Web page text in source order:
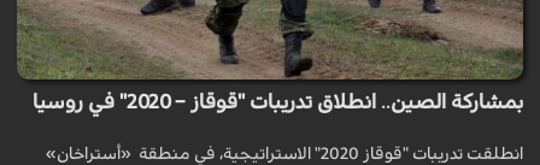
بمشاركة الصين.. انطلاق تدريبات "قوقاز – 2020" في روسيا
انطلقت تدريبات "قوقاز 2020" الاستراتيجية، في منطقة «أستراخان»